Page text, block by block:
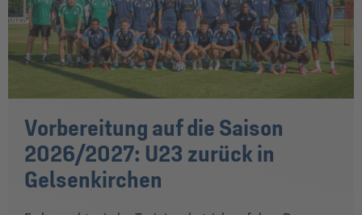
Vorbereitung auf die Saison
2026/2027: U23 zurück in
Gelsenkirchen